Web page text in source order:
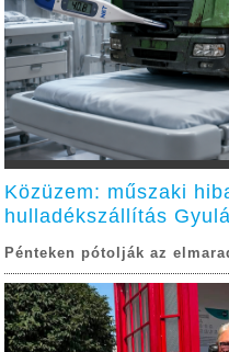
Közüzem: műszaki
hulladékszállítás
Pénteken pótolják az